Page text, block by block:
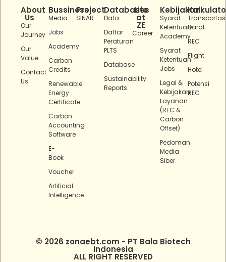
About
Us
Our
Journey
Our
Value
Contact
Us
Bussiness
Media
Jobs
Academy
Carbon
Credits
Renewable
Energy
Certificate
Carbon
Accounting
Software
E-
Book
Voucher
Artificial
Intelligence
Project
SINAR
Databases
Data
Daftar
Peraturan
PLTS
Database
Sustainability
Reports
Life
at
ZE
Career
Kebijakan
Syarat
Ketentuan
Academy
Syarat
Ketentuan
Jobs
Legal &
Kebijakan
Layanan
(REC &
Carbon
Offset)
Pedoman
Media
Siber
Darat
REC
Flight
Hotel
Potensi
REC
© 2026 zonaebt.com - PT Bala Biotech
Indonesia
ALL RIGHT RESERVED